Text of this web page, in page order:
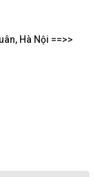
tính xách tay chơi
tư vấn chi tiết
Hà Nội ==>>